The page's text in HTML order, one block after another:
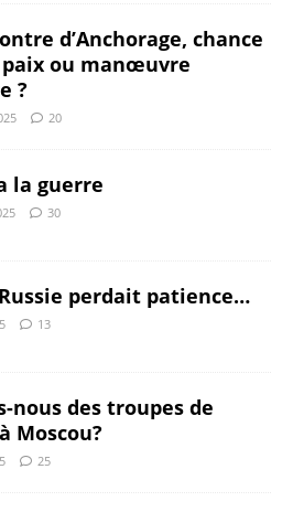
d’Anchorage, chance
ou manœuvre
?
20
la guerre
30
perdait patience…
13
nous des troupes de
Moscou?
25